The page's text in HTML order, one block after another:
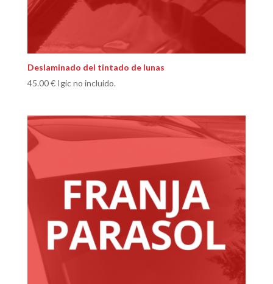
Deslaminado del tintado de lunas
45.00€ Igic no incluido.